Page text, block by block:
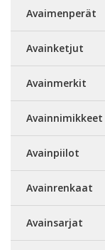
Avaimenperät
Avainketjut
Avainmerkit
Avainnimikkeet
Avainpiilot
Avainrenkaat
Avainsarjat